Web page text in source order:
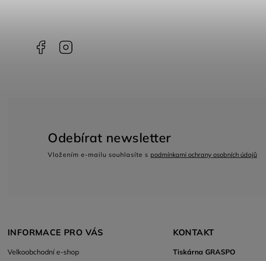
Facebook
INFORMACE PRO VÁS
Velkoobchodní e-shop
KONTAKT
Tiskárna GRASPO
Odebírat newsletter
Vložením e-mailu souhlasíte s podmínkami ochrany osobních údajů